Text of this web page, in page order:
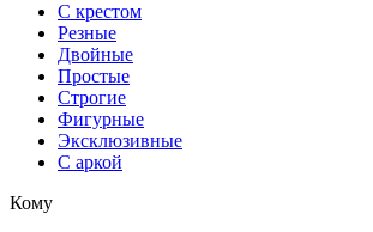
С крестом
Резные
Двойные
Простые
Строгие
Фигурные
Эксклюзивные
С аркой
Кому